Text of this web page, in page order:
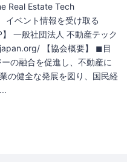
Real Estate Tech
ベント情報を受け取る
】 一般社団法人 不動産テック
【協会概要】 ◼︎目
の融合を促進し、不動産に
の健全な発展を図り、国民経